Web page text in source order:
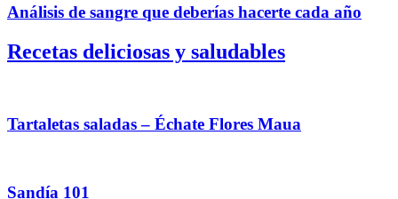
Análisis de sangre que deberías hacerte cada año
Recetas deliciosas y saludables
Tartaletas saladas – Échate Flores Maua
Sandía 101